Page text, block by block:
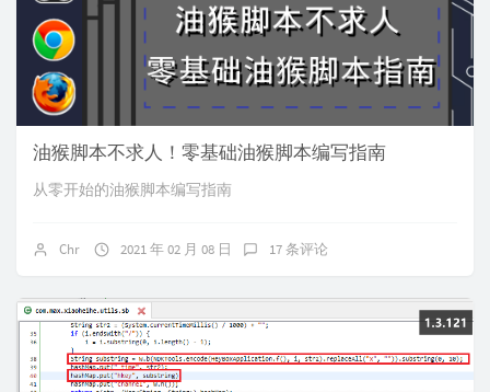
油猴脚本不求人！零基础油猴脚本编写指南
从零开始的油猴脚本编写指南
Chr 2021 年 02 月 08 日 17 条评论